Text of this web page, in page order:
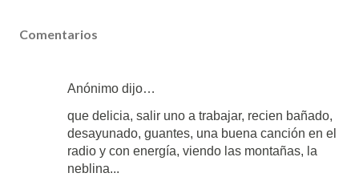
Comentarios
Anónimo dijo…
que delicia, salir uno a trabajar, recien bañado,
desayunado, guantes, una buena canción en el
radio y con energía, viendo las montañas, la
neblina...